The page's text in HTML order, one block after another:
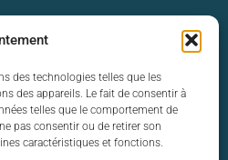
des technologies telles que les
des appareils. Le fait de consentir à
telles que le comportement de
pas consentir ou de retirer son
caractéristiques et fonctions.